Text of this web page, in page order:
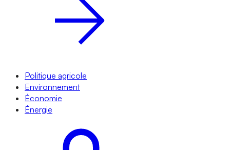
Politique agricole
Environnement
Économie
Énergie